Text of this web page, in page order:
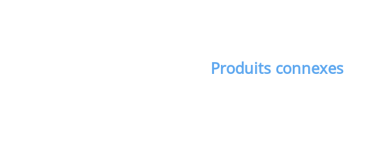
Produits connexes